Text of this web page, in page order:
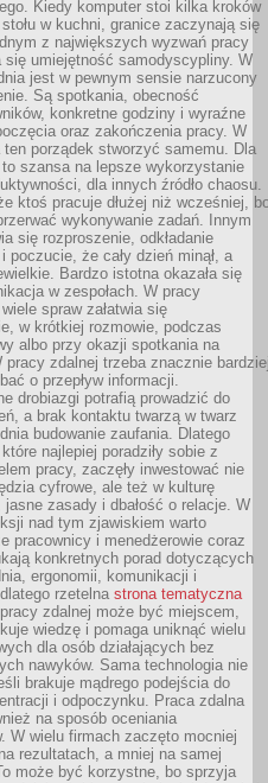
Kiedy komputer stoi kilka kroków
stołu w kuchni, granice zaczynają się
z największych wyzwań pracy
się umiejętność samodyscypliny. W
jest w pewnym sensie narzucony
Są spotkania, obecność
konkretne godziny i wyraźne
oraz zakończenia pracy. W
ten porządek stworzyć samemu. Dla
szansa na lepsze wykorzystanie
dla innych źródło chaosu.
ktoś pracuje dłużej niż wcześniej,
wykonywanie zadań. Innym
się rozproszenie, odkładanie
poczucie, że cały dzień minął, a
Bardzo istotna okazała się
w zespołach. W pracy
spraw załatwia się
w krótkiej rozmowie, podczas
albo przy okazji spotkania na
pracy zdalnej trzeba znacznie bardziej
o przepływ informacji.
drobiazgi potrafią prowadzić do
a brak kontaktu twarzą w twarz
budowanie zaufania. Dlatego
najlepiej poradziły sobie z
pracy, zaczęły inwestować nie
cyfrowe, ale też w kulturę
jasne zasady i dbałość o relacje. W
nad tym zjawiskiem warto
pracownicy i menedżerowie coraz
konkretnych porad dotyczących
ergonomii, komunikacji i
rzetelna strona tematyczna
zdalnej może być miejscem,
wiedzę i pomaga uniknąć wielu
dla osób działających bez
nawyków. Sama technologia nie
brakuje mądrego podejścia do
i odpoczynku. Praca zdalna
na sposób oceniania
W wielu firmach zaczęto mocniej
rezultatach, a mniej na samej
może być korzystne, bo sprzyja